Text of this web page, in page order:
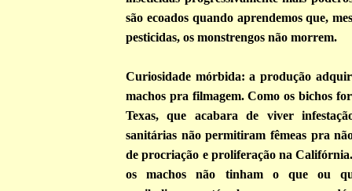
são ecoados quando aprendemos que,
pesticidas, os monstrengos não morrem.
Curiosidade mórbida: a produção
machos pra filmagem. Como os bichos
Texas, que acabara de viver
sanitárias não permitiram fêmeas pra
de procriação e proliferação na
os machos não tinham o que ou